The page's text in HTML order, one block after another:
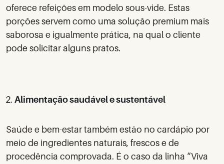
oferece refeições em modelo sous-vide. Estas
porções servem como uma solução premium mais
saborosa e igualmente prática, na qual o cliente
pode solicitar alguns pratos.
Alimentação saudável e sustentável
Saúde e bem-estar também estão no cardápio por
meio de ingredientes naturais, frescos e de
procedência comprovada. É o caso da linha “Viva